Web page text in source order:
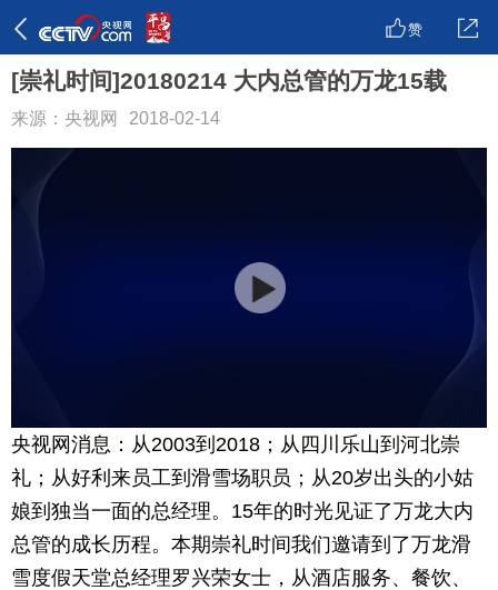
赞
[崇礼时间]20180214 大内总管的万龙15载
来源：央视网 2018-02-14
央视网消息：从2003到2018；从四川乐山到河北崇
礼；从好利来员工到滑雪场职员；从20岁出头的小姑
娘到独当一面的总经理。15年的时光见证了万龙大内
总管的成长历程。本期崇礼时间我们邀请到了万龙滑
雪度假天堂总经理罗兴荣女士，从酒店服务、餐饮、